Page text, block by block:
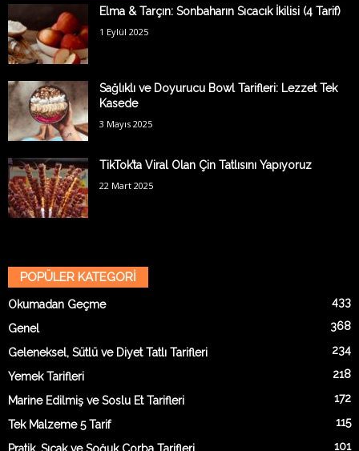
Elma & Tarçın: Sonbaharın Sıcacık İkilisi (4 Tarif)
1 Eylül 2025
Sağlıklı ve Doyurucu Bowl Tarifleri: Lezzet Tek
Kasede
3 Mayıs 2025
TikTok’ta Viral Olan Çin Tatlısını Yapıyoruz
22 Mart 2025
POPÜLER KATEGORİ
Okumadan Geçme 433
Genel 368
Geleneksel, Sütlü ve Diyet Tatlı Tarifleri 234
Yemek Tarifleri 218
Marine Edilmiş ve Soslu Et Tarifleri 172
Tek Malzeme 5 Tarif 115
Pratik, Sıcak ve Soğuk Çorba Tarifleri 101